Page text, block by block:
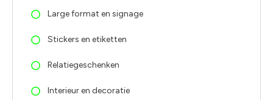
Large format en signage
Stickers en etiketten
Relatiegeschenken
Interieur en decoratie